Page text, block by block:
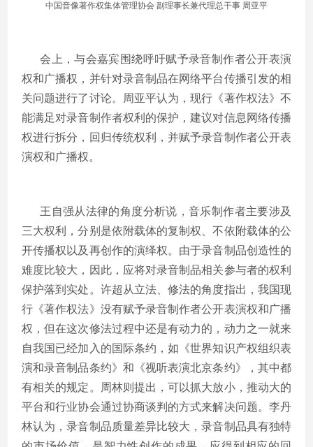
中国音像著作权集体管理协会 副理事长兼代理总干事 周亚平
会上，与会嘉宾围绕呼吁赋予录音制作者公开表演
权和广播权，并针对录音制品在网络平台传播引发的相
关问题进行了讨论。周亚平认为，现行《著作权法》不
能满足对录音制作者权利的保护，建议对信息网络传播
权进行拆分，回归传统权利，并赋予录音制作者公开表
演权和广播权。
王自强从法律的角度分析说，音乐制作者主要涉及
三大权利，分别是依附载体的复制权、不依附载体的公
开传播权以及再创作的演绎权。由于录音制品创造性的
难度比较大，因此，应将对录音制品相关参与者的权利
保护落到实处。许超从立法、修法的角度指出，我国现
行《著作权法》没有赋予录音制作者公开表演权和广播
权，但在这次修法过程中还是有动力的，动力之一就来
自我国已经加入的国际条约，如《世界知识产权组织表
演和录音制品条约》和《视听表演北京条约》，其中都
有相关的规定。周林则提出，可以抓大放小，推动大的
平台和行业协会通过协商谈判的方式来解决问题。李丹
林认为，录音制品质量差异比较大，录音制品具有独特